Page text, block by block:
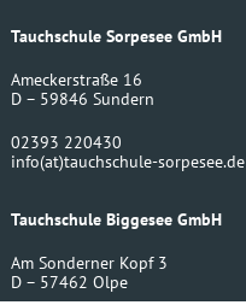
Tauchschule Sorpesee GmbH
Ameckerstraße 16
D – 59846 Sundern
02393 220430
info(at)tauchschule-sorpesee.de
Tauchschule Biggesee GmbH
Am Sonderner Kopf 3
D – 57462 Olpe